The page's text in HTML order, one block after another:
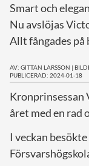
Smart och
Nu avslöjas
Allt fångades på
AV: GITTAN LARSSON |
PUBLICERAD: 2024-01-18
Kronprinsessan
året med en rad
I veckan